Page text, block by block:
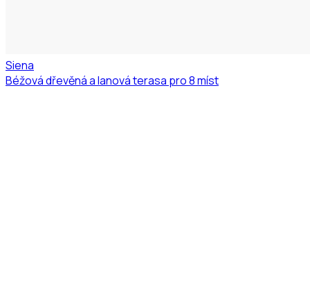
Siena
Béžová dřevěná a lanová terasa pro 8 míst